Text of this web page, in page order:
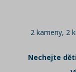
2 kameny, 2
Nechejte